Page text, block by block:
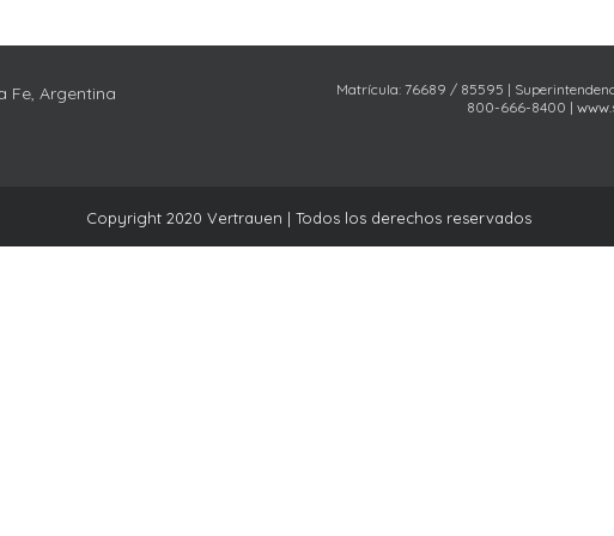
Fe, Argentina
Matrícula: 76689 / 85595 |
800-666-8400 |
Copyright 2020 Vertrauen | Todos los derechos reservados